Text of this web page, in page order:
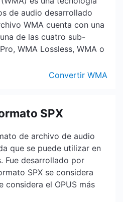
de audio desarrollado
WMA cuenta con una
de las cuatro sub-
WMA Lossless, WMA o
Convertir WMA
SPX
de archivo de audio
que se puede utilizar en
Fue desarrollado por
SPX se considera
considera el OPUS más